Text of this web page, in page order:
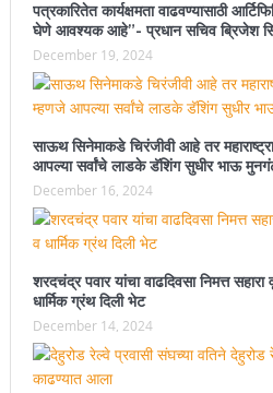
पत्रकारितेत कार्यक्षमता वाढवण्यासाठी
घेणे आवश्यक आहे”- प्रधान सचिव ब्रिजेश
December 19, 2024
साऊथ सिनेमाकडे चिरंजीवी आहे तर
आपल्या सर्वांचे लाडके डॅशिंग सुधीर भाऊ
December 16, 2024
शरदचंद्र पवार यांचा वाढदिवसा निमत्त सहारा
धार्मिक ग्रंथ दिली भेट
December 14, 2024